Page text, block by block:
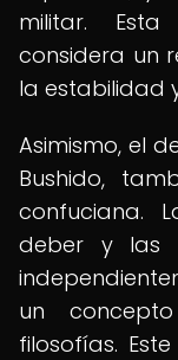
militar.
considera un
la estabilidad
Asimismo, el
Bushido,
confuciana.
deber y las
un
filosofías.